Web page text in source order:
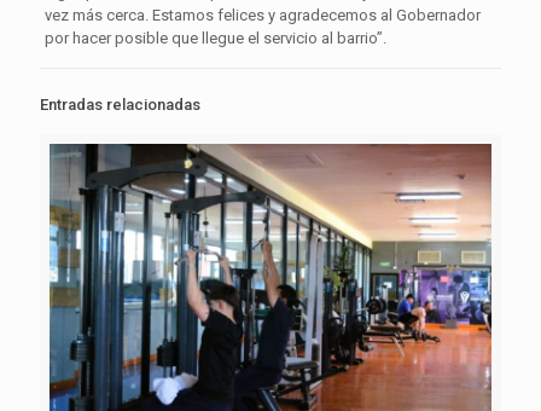
vez más cerca. Estamos felices y agradecemos al Gobernador
por hacer posible que llegue el servicio al barrio”.
Entradas relacionadas